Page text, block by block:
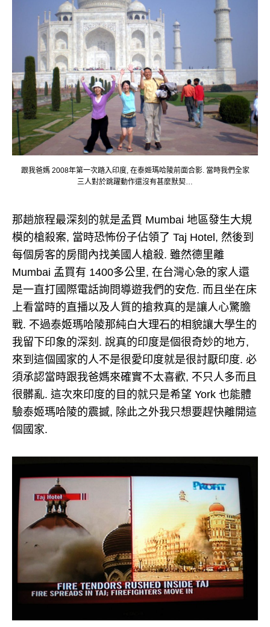
跟我爸媽 2008年第一次踏入印度, 在泰姬瑪哈陵前面合影. 當時我們全家
三人對於跳躍動作還沒有甚麼默契…
那趟旅程最深刻的就是孟買 Mumbai 地區發生大規
模的槍殺案, 當時恐怖份子佔領了 Taj Hotel, 然後到
每個房客的房間內找美國人槍殺. 雖然德里離
Mumbai 孟買有 1400多公里, 在台灣心急的家人還
是一直打國際電話詢問導遊我們的安危. 而且坐在床
上看當時的直播以及人質的搶救真的是讓人心驚膽
戰. 不過泰姬瑪哈陵那純白大理石的相貌讓大學生的
我留下印象的深刻. 說真的印度是個很奇妙的地方,
來到這個國家的人不是很愛印度就是很討厭印度. 必
須承認當時跟我爸媽來確實不太喜歡, 不只人多而且
很髒亂. 這次來印度的目的就只是希望 York 也能體
驗泰姬瑪哈陵的震撼, 除此之外我只想要趕快離開這
個國家.